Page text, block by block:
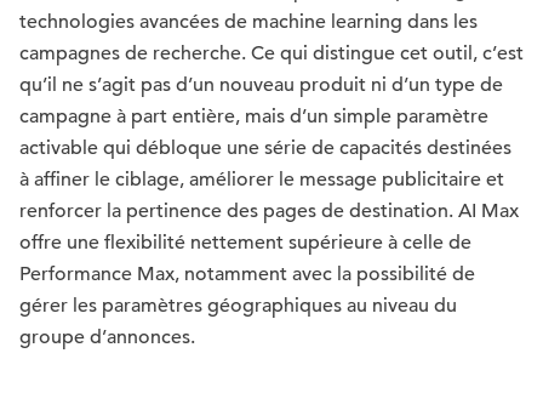
technologies avancées de machine learning dans les
campagnes de recherche. Ce qui distingue cet outil, c’est
qu’il ne s’agit pas d’un nouveau produit ni d’un type de
campagne à part entière, mais d’un simple paramètre
activable qui débloque une série de capacités destinées
à affiner le ciblage, améliorer le message publicitaire et
renforcer la pertinence des pages de destination. AI Max
offre une flexibilité nettement supérieure à celle de
Performance Max, notamment avec la possibilité de
gérer les paramètres géographiques au niveau du
groupe d’annonces.